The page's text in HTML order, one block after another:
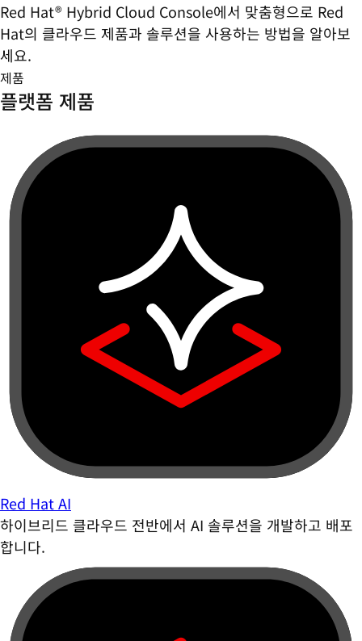
Red Hat® Hybrid Cloud Console에서 맞춤형으로 Red
Hat의 클라우드 제품과 솔루션을 사용하는 방법을 알아보
세요.
제품
플랫폼 제품
Red Hat AI
하이브리드 클라우드 전반에서 AI 솔루션을 개발하고 배포
합니다.